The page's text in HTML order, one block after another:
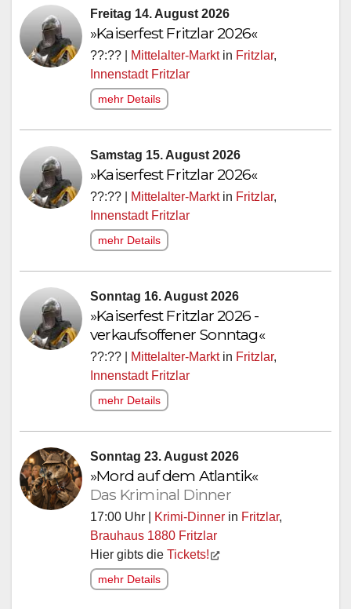
Freitag 14. August 2026
»Kaiserfest Fritzlar 2026«
??:?? | Mittelalter-Marktin Fritzlar,
Innenstadt Fritzlar
mehr Details
Samstag 15. August 2026
»Kaiserfest Fritzlar 2026«
??:?? | Mittelalter-Marktin Fritzlar,
Innenstadt Fritzlar
mehr Details
Sonntag 16. August 2026
»Kaiserfest Fritzlar 2026 -
verkaufsoffener Sonntag«
??:?? | Mittelalter-Marktin Fritzlar,
Innenstadt Fritzlar
mehr Details
Sonntag 23. August 2026
»Mord auf dem Atlantik«
Das Kriminal Dinner
17:00 Uhr | Krimi-Dinner in Fritzlar,
Brauhaus 1880 Fritzlar
Hier gibts die Tickets!
mehr Details